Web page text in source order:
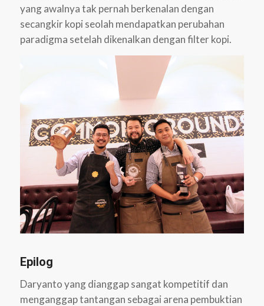
yang awalnya tak pernah berkenalan dengan
secangkir kopi seolah mendapatkan perubahan
paradigma setelah dikenalkan dengan filter kopi.
Epilog
Daryanto yang dianggap sangat kompetitif dan
menganggap tantangan sebagai arena pembuktian